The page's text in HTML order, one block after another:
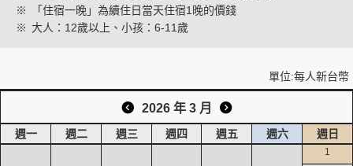
※
「住宿一晚」為續住日當天住宿1晚的價錢
※ 大人：12歲以上、小孩：6-11歲
單位:每人新台幣
2026 年 3 月
週一 週二 週三 週四 週五 週六 週日
1